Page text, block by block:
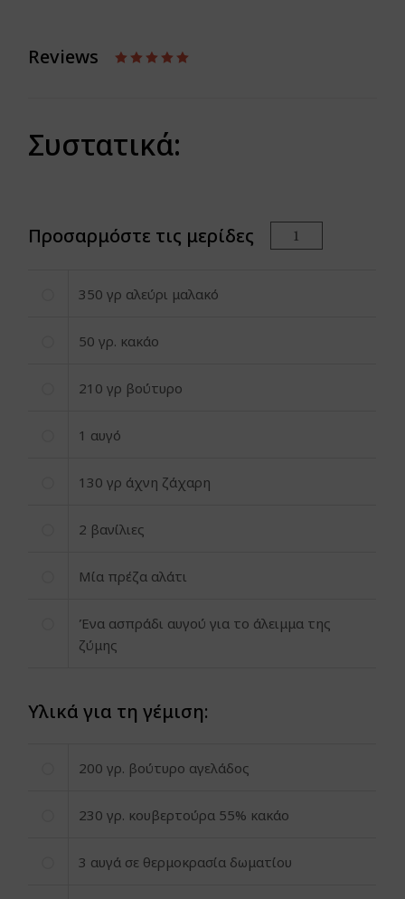
Reviews
Συστατικά:
Προσαρμόστε τις μερίδες
350 γρ αλεύρι μαλακό
50 γρ. κακάο
210 γρ βούτυρο
1 αυγό
130 γρ άχνη ζάχαρη
2 βανίλιες
Μία πρέζα αλάτι
Ένα ασπράδι αυγού για το άλειμμα της
ζύμης
Υλικά για τη γέμιση:
200 γρ. βούτυρο αγελάδος
230 γρ. κουβερτούρα 55% κακάο
3 αυγά σε θερμοκρασία δωματίου